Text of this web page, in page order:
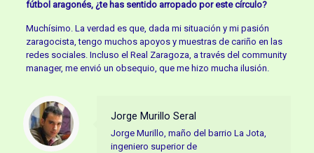
fútbol aragonés, ¿te has sentido arropado por este círculo?
Muchísimo. La verdad es que, dada mi situación y mi pasión
zaragocista, tengo muchos apoyos y muestras de cariño en las
redes sociales. Incluso el Real Zaragoza, a través del community
manager, me envió un obsequio, que me hizo mucha ilusión.
Jorge Murillo Seral
Jorge Murillo, maño del barrio La Jota,
ingeniero superior de